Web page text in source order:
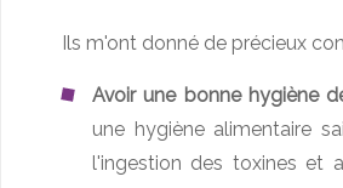
Ils m'ont donné de précieux
Avoir une bonne hygiène
une hygiène alimentaire
l'ingestion des toxines et